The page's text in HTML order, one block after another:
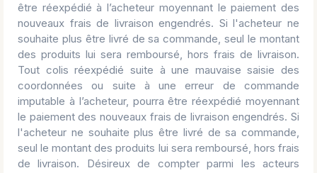
être réexpédié à l’acheteur moyennant le paiement des
nouveaux frais de livraison engendrés. Si l'acheteur ne
souhaite plus être livré de sa commande, seul le montant
des produits lui sera remboursé, hors frais de livraison.
Tout colis réexpédié suite à une mauvaise saisie des
coordonnées ou suite à une erreur de commande
imputable à l’acheteur, pourra être réexpédié moyennant
le paiement des nouveaux frais de livraison engendrés. Si
l'acheteur ne souhaite plus être livré de sa commande,
seul le montant des produits lui sera remboursé, hors frais
de livraison. Désireux de compter parmi les acteurs